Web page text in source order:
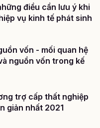
điều cần lưu ý khi
vụ kinh tế phát sinh
vốn - mối quan hệ
nguồn vốn trong kế
trợ cấp thất nghiệp
giản nhất 2021